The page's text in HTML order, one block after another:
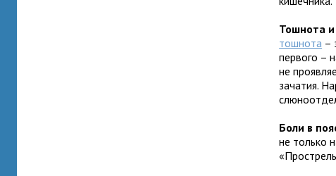
Тошнота
тошнота –
первого –
не
зачатия.
Боли в
не только